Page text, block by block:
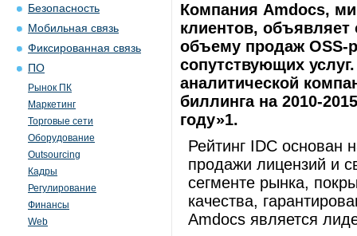
Безопасность
Мобильная связь
Фиксированная связь
ПО
Рынок ПК
Маркетинг
Торговые сети
Оборудование
Outsourcing
Кадры
Регулирование
Финансы
Web
Компания Amdocs,
клиентов, объявляет
объему продаж OSS-
сопутствующих
аналитической
биллинга на 2010-
году»1.
Рейтинг IDC основан
продажи лицензий и
сегменте рынка,
качества,
Amdocs является